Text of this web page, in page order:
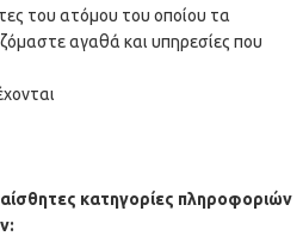
του ατόμου του οποίου τα
αγαθά και υπηρεσίες που
κατηγορίες πληροφοριών